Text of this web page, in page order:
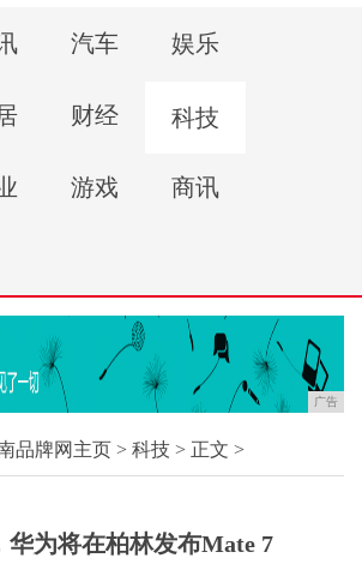
汽车 娱乐
财经 科技
游戏 商讯
广告
品牌网主页 > 科技 > 正文 >
华为将在柏林发布Mate 7